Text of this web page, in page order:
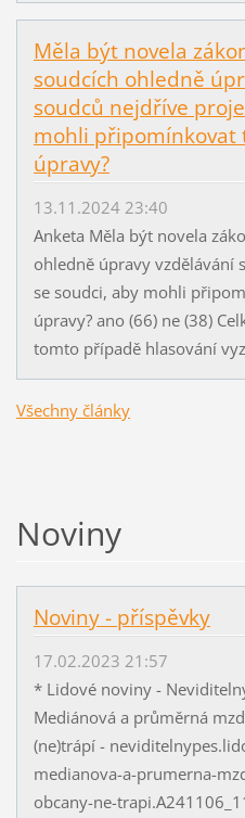
Měla být novela
soudcích ohledně
soudců nejdříve
mohli připomínkovat
úpravy?
13.11.2024 23:40
Anketa Měla být novela
ohledně úpravy vzdělávání
se soudci, aby mohli
úpravy? ano (66) ne (38)
tomto případě hlasování
Všechny články
Noviny
Noviny - příspěvky
17.02.2023 21:57
* Lidové noviny -
Mediánová a průměrná
(ne)trápí -
medianova-a-prumerna-
obcany-ne-